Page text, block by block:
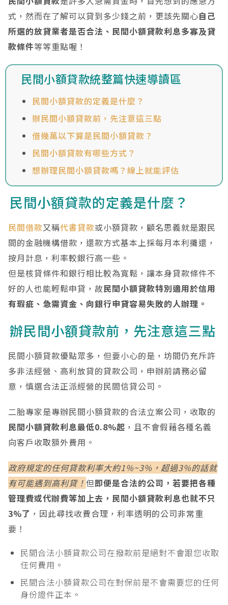
式，然而在了解可以貸到多少錢之前，更該先關心自己
所選的放貸業者是否合法、民間小額貸款利息多寡及貸
款條件等等重點喔！
民間小額貸款統整篇快速導讀區
民間小額貸款的定義是什麼？
辦民間小額貸款前，先注意這三點
借幾萬以下算是民間小額貸款？
民間小額貸款有哪些方式？
想辦理民間小額貸款嗎？線上就能評估
民間小額貸款的定義是什麼？
民間借款又稱代書貸款或小額貸款，顧名思義就是跟民
間的金融機構借款，還款方式基本上採每月本利攤還，
按月計息，利率較銀行高一些。
但是核貸條件和銀行相比較為寬鬆，讓本身貸款條件不
好的人也能輕鬆申貸，故民間小額貸款特別適用於信用
有瑕疵、急需資金、向銀行申貸容易失敗的人辦理。
辦民間小額貸款前，先注意這三點
民間小額貸款優點眾多，但要小心的是，坊間仍充斥許
多非法經營、高利放貸的貸款公司，申辦前請務必留
意，慎選合法正派經營的民間信貸公司。
二胎專家是專辦民間小額貸款的合法立案公司，收取的
民間小額貸款利息最低0.8%起 ，且不會假藉各種名義
向客戶收取額外費用。
政府規定的任何貸款利率大約1%~3%，超過3%的話就
有可能遇到高利貸！ 但即便是合法的公司，若要把各種
管理費或代辦費等加上去，民間小額貸款利息也就不只
3%了 ，因此尋找收費合理，利率透明的公司非常重
要！
民間合法小額貸款公司在撥款前是絕對不會跟您收取
任何費用。
民間合法小額貸款公司在對保前是不會需要您的任何
身份證件正本。